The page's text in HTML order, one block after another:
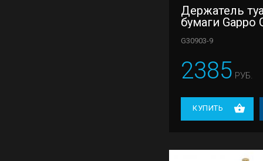
Держатель
бумаги Gappo
G30903-9
2385 РУБ.
КУПИТЬ